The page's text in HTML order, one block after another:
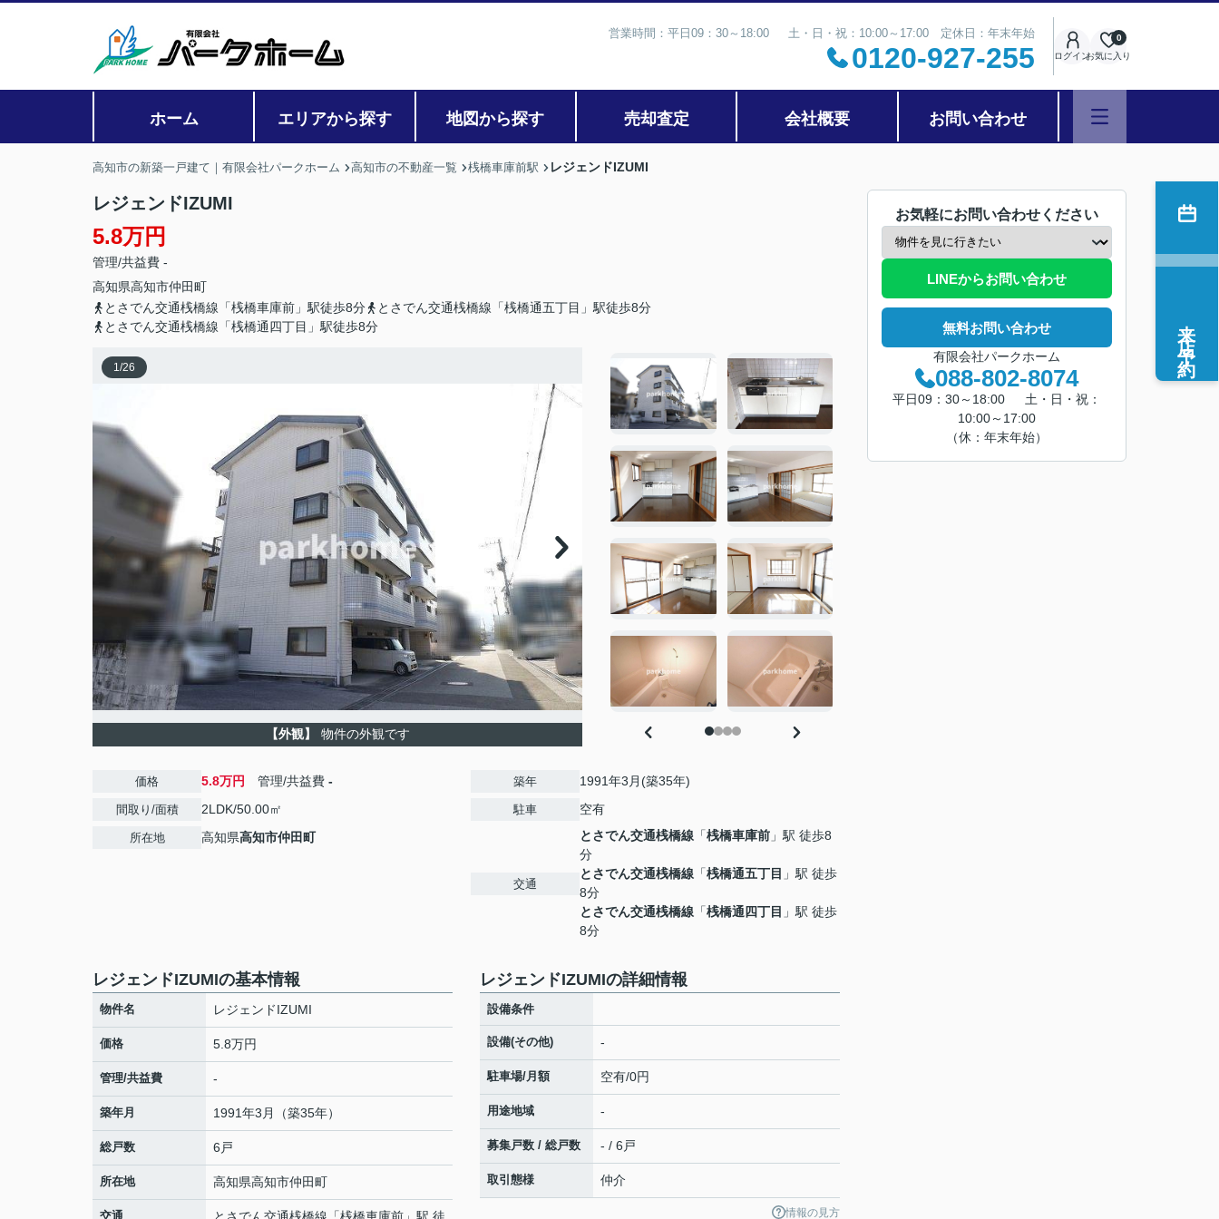
営業時間：平日09：30～18:00 土・日・祝：10:00～17:00 定休日：年末年始
0120-927-255 ログインお気に入り
0
ホーム エリアから探す 地図から探す 売却査定 会社概要 お問い合わせ
高知市の新築一戸建て｜有限会社パークホーム 高知市の不動産一覧 桟橋車庫前駅 レジェンドIZUMI
レジェンドIZUMI
5.8万円
管理/共益費 -
高知県高知市仲田町
とさでん交通桟橋線「桟橋車庫前」駅徒歩8分
とさでん交通桟橋線「桟橋通五丁目」駅徒歩8分
とさでん交通桟橋線「桟橋通四丁目」駅徒歩8分
1/26
【外観】 物件の外観です
価格 5.8万円 管理/共益費 -
間取り/面積 2LDK/50.00㎡
所在地 高知県高知市仲田町
築年 1991年3月(築35年)
駐車 空有
交通
とさでん交通桟橋線 「桟橋車庫前 」駅 徒歩8
分
とさでん交通桟橋線 「桟橋通五丁目 」駅 徒歩
8分
とさでん交通桟橋線 「桟橋通四丁目 」駅 徒歩
8分
レジェンドIZUMIの基本情報
物件名 レジェンドIZUMI
価格 5.8万円
管理/共益費 -
築年月 1991年3月（築35年）
総戸数 6戸
所在地 高知県高知市仲田町
交通
レジェンドIZUMIの詳細情報
設備条件
設備(その他) -
駐車場/月額 空有/0円
用途地域 -
募集戸数 / 総戸数 - / 6戸
取引態様 仲介
情報の見方
お気軽にお問い合わせください
LINEからお問い合わせ
無料お問い合わせ
有限会社パークホーム
088-802-8074
平日09：30～18:00 土・日・祝：
10:00～17:00
（休：年末年始）
来店予約